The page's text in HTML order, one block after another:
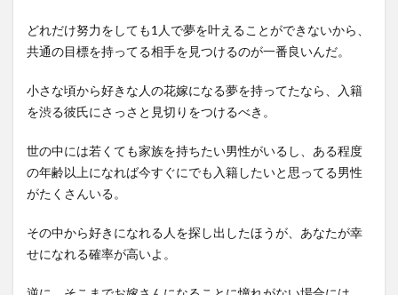
どれだけ努力をしても1人で夢を叶えることができないから、
共通の目標を持ってる相手を見つけるのが一番良いんだ。
小さな頃から好きな人の花嫁になる夢を持ってたなら、入籍
を渋る彼氏にさっさと見切りをつけるべき。
世の中には若くても家族を持ちたい男性がいるし、ある程度
の年齢以上になれば今すぐにでも入籍したいと思ってる男性
がたくさんいる。
その中から好きになれる人を探し出したほうが、あなたが幸
せになれる確率が高いよ。